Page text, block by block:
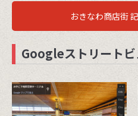
おきなわ商店街
Googleストリート